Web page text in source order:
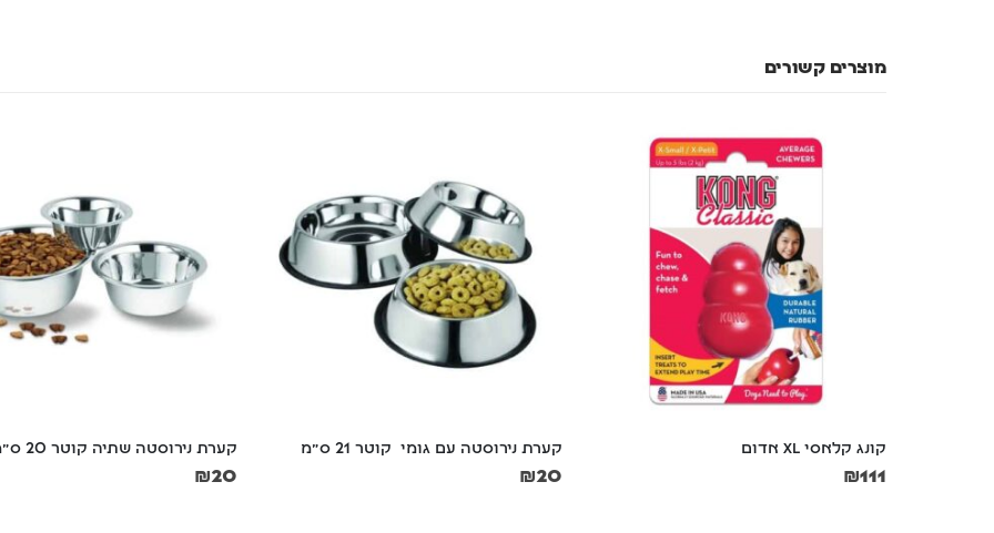
מוצרים קשורים
קונג קלאסי XL אדום
₪111
קערת נירוסטה עם גומי  קוטר 21 ס"מ
₪20
קערת נירוסטה שתיה קוטר 20 ס"מ
₪20